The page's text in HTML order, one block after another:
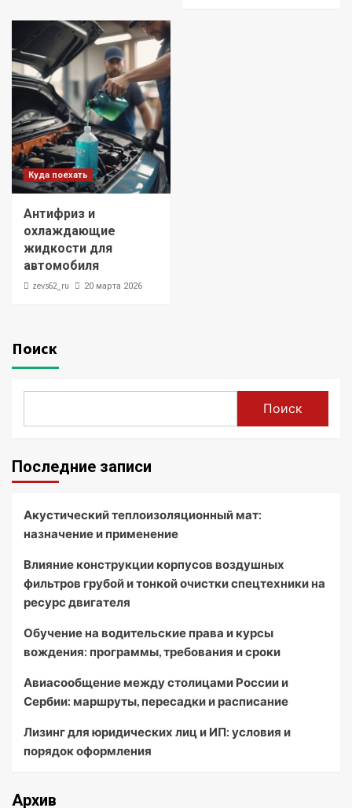
Куда поехать
Антифриз и
охлаждающие
жидкости для
автомобиля
zevs62_ru 20 марта 2026
Поиск
Поиск
Последние записи
Акустический теплоизоляционный мат:
назначение и применение
Влияние конструкции корпусов воздушных
фильтров грубой и тонкой очистки спецтехники на
ресурс двигателя
Обучение на водительские права и курсы
вождения: программы, требования и сроки
Авиасообщение между столицами России и
Сербии: маршруты, пересадки и расписание
Лизинг для юридических лиц и ИП: условия и
порядок оформления
Архив